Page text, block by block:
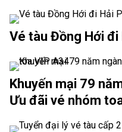
Vé tàu Đồng Hới đi
Khuyến mại 79
Ưu đãi vé nhóm